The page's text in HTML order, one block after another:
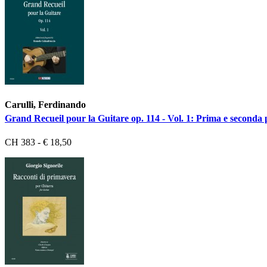
Carulli, Ferdinando
Grand Recueil pour la Guitare op. 114 - Vol. 1: Prima e seconda
CH 383 - € 18,50